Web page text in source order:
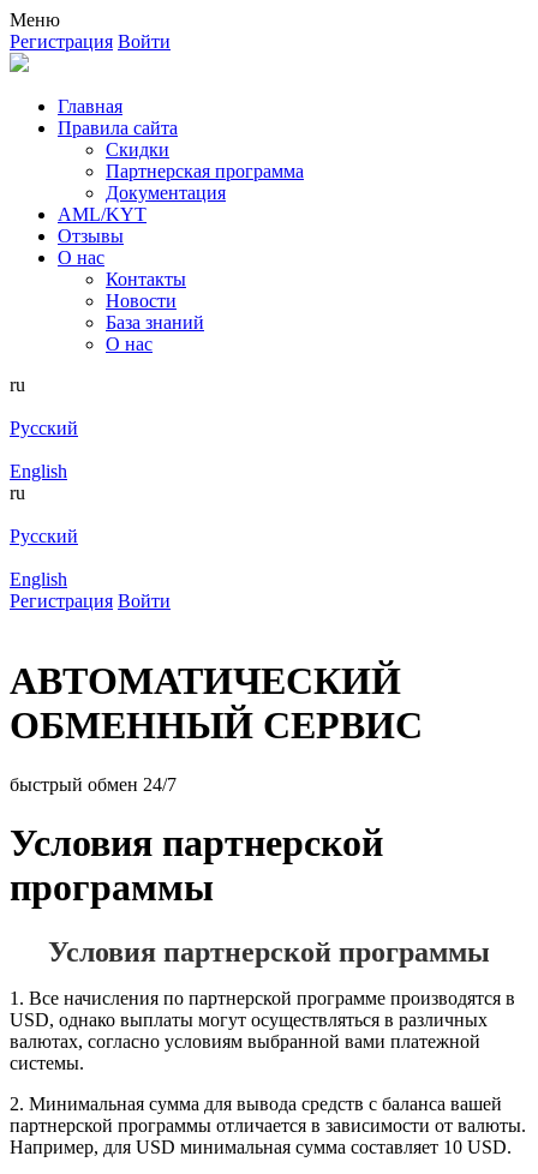
Меню
Регистрация Войти
Главная
Правила сайта
Скидки
Партнерская программа
Документация
AML/KYT
Отзывы
О нас
Контакты
Новости
База знаний
О нас
ru
Русский
English
ru
Русский
English
Регистрация Войти
АВТОМАТИЧЕСКИЙ
ОБМЕННЫЙ СЕРВИС
быстрый обмен 24/7
Условия партнерской
программы
Условия партнерской программы
1. Все начисления по партнерской программе производятся в
USD, однако выплаты могут осуществляться в различных
валютах, согласно условиям выбранной вами платежной
системы.
2. Минимальная сумма для вывода средств с баланса вашей
партнерской программы отличается в зависимости от валюты.
Например, для USD минимальная сумма составляет 10 USD.